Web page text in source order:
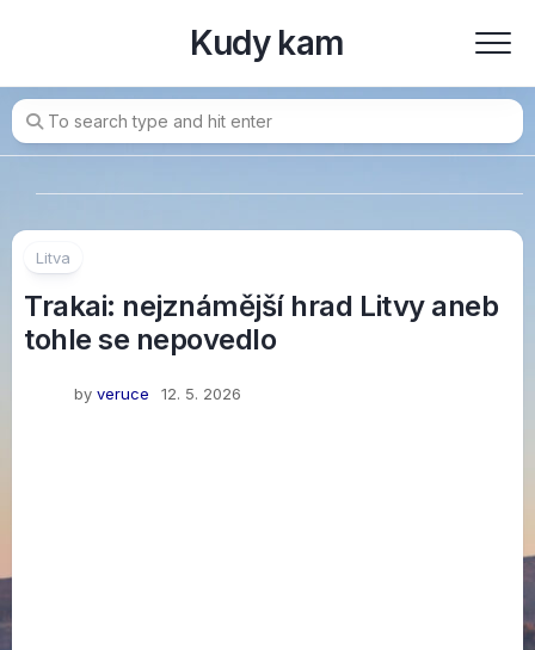
Kudy kam
Litva
Trakai: nejznámější hrad Litvy aneb
tohle se nepovedlo
by veruce 12. 5. 2026